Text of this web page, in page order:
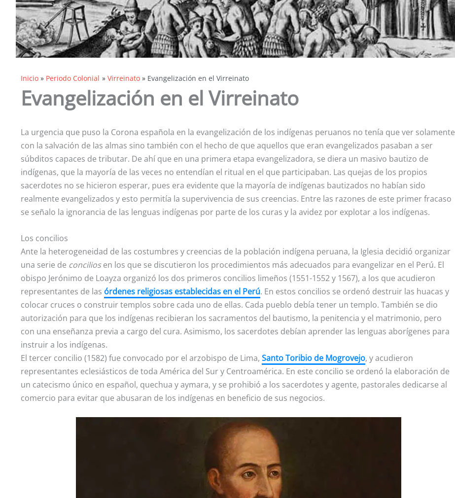
Inicio Periodo Colonial Virreinato Evangelización en el Virreinato
Evangelización en el Virreinato
La urgencia que puso la Corona española en la evangelización de los indígenas peruanos no tenía que ver solamente
con la salvación de las almas sino también con el hecho de que aquellos que eran evangelizados pasaban a ser
súbditos capaces de tributar. De ahí que en una primera etapa evangelizadora, se diera un masivo bautizo de
indígenas, que la mayoría de las veces no entendían el ritual en el que participaban. Las quejas de los propios
sacerdotes no se hicieron esperar, pues era evidente que la mayoría de indígenas bautizados no habían sido
realmente evangelizados y esto permitía la supervivencia de sus creencias. Entre las razones de este primer fracaso
se señalo la ignorancia de las lenguas indígenas por parte de los curas y la avidez por explotar a los indígenas.
Los concilios
Ante la heterogeneidad de las costumbres y creencias de la población indígena peruana, la Iglesia decidió organizar
una serie de conciliosen los que se discutieron los procedimientos más adecuados para evangelizar en el Perú. El
obispo Jerónimo de Loayza organizó los dos primeros concilios limeños (1551-1552 y 1567), a los que acudieron
representantes de las órdenes religiosas establecidas en el Perú. En estos concilios se ordenó destruir las huacas y
colocar cruces o construir templos sobre cada uno de ellas. Cada pueblo debía tener un templo. También se dio
autorización para que los indígenas recibieran los sacramentos del bautismo, la penitencia y el matrimonio, pero
con una enseñanza previa a cargo del cura. Asimismo, los sacerdotes debían aprender las lenguas aborígenes para
instruir a los indígenas.
El tercer concilio (1582) fue convocado por el arzobispo de Lima, Santo Toribio de Mogrovejo, y acudieron
representantes eclesiásticos de toda América del Sur y Centroamérica. En este concilio se ordenó la elaboración de
un catecismo único en español, quechua y aymara, y se prohibió a los sacerdotes y agente, pastorales dedicarse al
comercio para evitar que abusaran de los indígenas en beneficio de sus negocios.